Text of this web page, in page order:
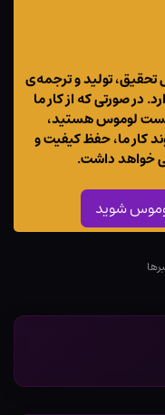
تحقیق، تولید و ترجمه‌ی
در صورتی که از کار ما
لوموس هستید،
کار ما، حفظ کیفیت و
خواهد داشت.
شوید